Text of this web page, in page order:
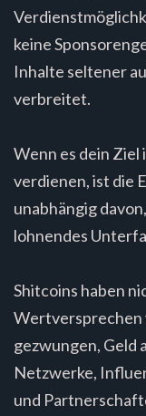
keine
Inhalte seltener
verbreitet.
Wenn es dein Ziel
verdienen, ist die
unabhängig
lohnendes
Shitcoins haben
Wertversprechen
gezwungen, Geld
Netzwerke,
und